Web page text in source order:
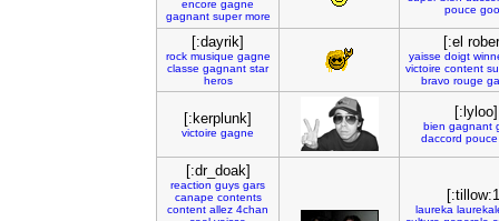
encore gagne
gagnant super more
pouce
[:dayrik]
rock musique gagne
classe gagnant star
heros
[:el
yaisse doigt
victoire content
bravo rouge
[:kerplunk]
victoire gagne
[:lyloo]
bien gagnant
daccord pouce
[:dr_doak]
reaction guys gars
canape contents
content allez 4chan
laureka